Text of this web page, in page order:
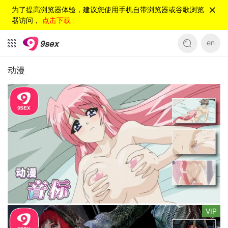
为了提高浏览器体验，建议您使用手机自带浏览器或谷歌浏览
器访问， 点击下载
en
动漫
VIP